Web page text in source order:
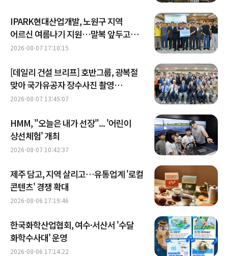
IPARK현대산업개발, 노원구 지역
어르신 여름나기 지원…말복 앞두고
삼계탕 나눔
2026-08-07 17:10:15
[데일리 건설 브리프] 호반그룹, 광복절
맞아 국가유공자 장수사진 촬영
봉사활동 外
2026-08-07 13:45:07
HMM, "오늘은 내가 선장"... '어린이
상선체험' 개최
2026-08-07 10:42:37
제주 담고, 지역 살리고…유통업계 '로컬
콘텐츠' 경쟁 확대
2026-08-06 17:19:46
한국화학산업협회, 여수·서산서 '수달
화학수사대' 운영
2026-08-06 17:14:22